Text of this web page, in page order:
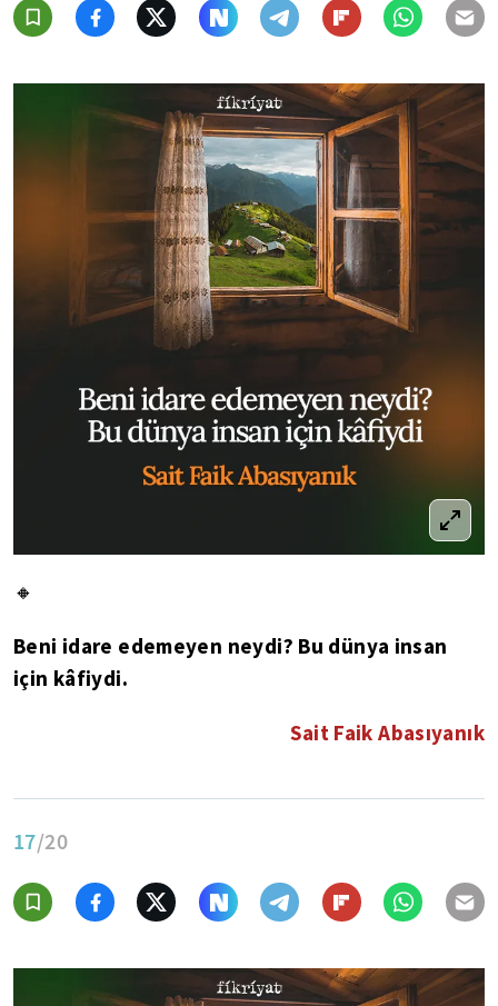
🔸
Beni idare edemeyen neydi? Bu dünya insan
için kâfiydi.
Sait Faik Abasıyanık
17/20